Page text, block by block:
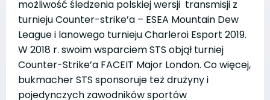
możliwość śledzenia polskiej wersji transmisji z
turnieju Counter-strike’a – ESEA Mountain Dew
League i lanowego turnieju Charleroi Esport 2019.
W 2018 r. swoim wsparciem STS objął turniej
Counter-Strike’a FACEIT Major London. Co więcej,
bukmacher STS sponsoruje też drużyny i
pojedynczych zawodników sportów